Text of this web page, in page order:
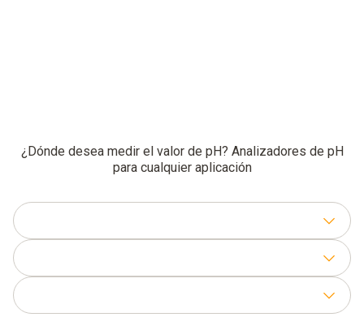
¿Dónde desea medir el valor de pH? Analizadores de pH
para cualquier aplicación